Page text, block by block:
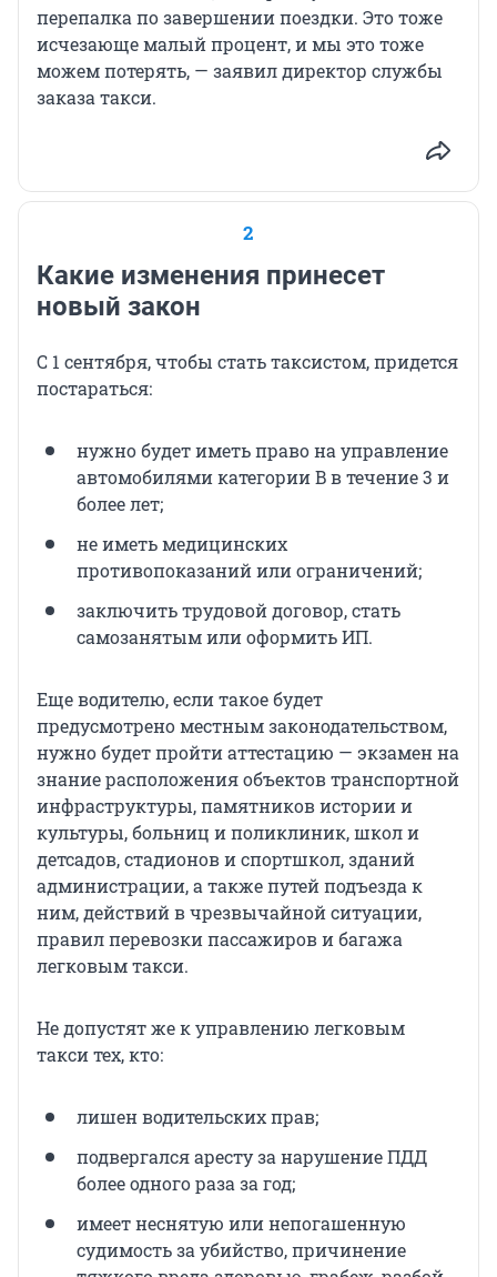
перепалка по завершении поездки. Это тоже
исчезающе малый процент, и мы это тоже
можем потерять, — заявил директор службы
заказа такси.
2
Какие изменения принесет
новый закон
С 1 сентября, чтобы стать таксистом, придется
постараться:
нужно будет иметь право на управление
автомобилями категории B в течение 3 и
более лет;
не иметь медицинских
противопоказаний или ограничений;
заключить трудовой договор, стать
самозанятым или оформить ИП.
Еще водителю, если такое будет
предусмотрено местным законодательством,
нужно будет пройти аттестацию — экзамен на
знание расположения объектов транспортной
инфраструктуры, памятников истории и
культуры, больниц и поликлиник, школ и
детсадов, стадионов и спортшкол, зданий
администрации, а также путей подъезда к
ним, действий в чрезвычайной ситуации,
правил перевозки пассажиров и багажа
легковым такси.
Не допустят же к управлению легковым
такси тех, кто:
лишен водительских прав;
подвергался аресту за нарушение ПДД
более одного раза за год;
имеет неснятую или непогашенную
судимость за убийство, причинение